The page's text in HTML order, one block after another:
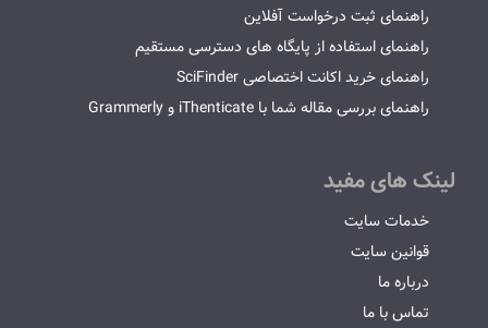
راهنمای ثبت درخواست آفلاین
راهنمای استفاده از پایگاه های دسترسی مستقیم
راهنمای خرید اکانت اختصاصی SciFinder
راهنمای بررسی مقاله شما با iThenticate و Grammerly
لینک های مفید
خدمات سایت
قوانین سایت
درباره ما
تماس با ما